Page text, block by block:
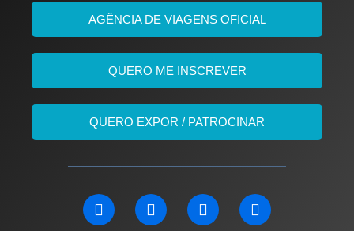
AGÊNCIA DE VIAGENS OFICIAL
QUERO ME INSCREVER
QUERO EXPOR / PATROCINAR
L
i
F
a
I
n
Y
o